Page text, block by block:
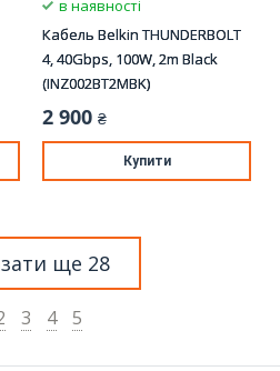
в наявності
Кабель Belkin THUNDERBOLT
4, 40Gbps, 100W, 2m Black
(INZ002BT2MBK)
2 900 ₴
Купити
ще 28
3 4 5